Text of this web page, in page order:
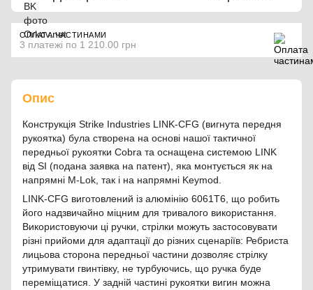
ОПЛАТА ЧАСТИНАМИ
3 платежі по 1 210.00 грн
Опис
Конструкція Strike Industries LINK-CFG (вигнута передня
рукоятка) була створена на основі нашої тактичної
передньої рукоятки Cobra та оснащена системою LINK
від SI (подана заявка на патент), яка монтується як на
напрямні M-Lok, так і на напрямні Keymod.
LINK-CFG виготовлений із алюмінію 6061T6, що робить
його надзвичайно міцним для тривалого використання.
Використовуючи ці ручки, стрілки можуть застосовувати
різні прийоми для адаптації до різних сценаріїв: Ребриста
лицьова сторона передньої частини дозволяє стрілку
утримувати гвинтівку, не турбуючись, що ручка буде
переміщатися. У задній частині рукоятки вигин можна